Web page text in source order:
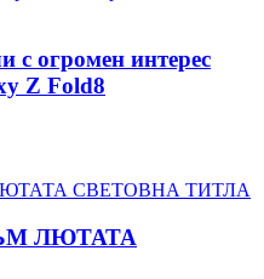
с огромен интерес
Z Fold8
ЛЮТАТА